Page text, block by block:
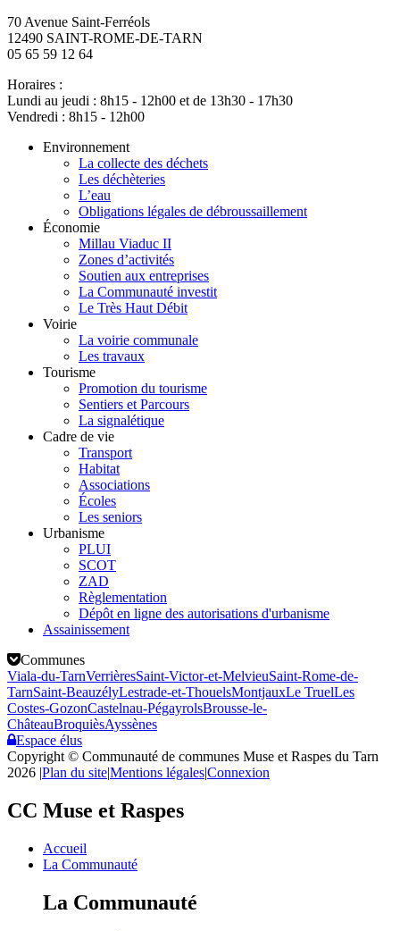
70 Avenue Saint-Ferréols
12490 SAINT-ROME-DE-TARN
05 65 59 12 64
Horaires :
Lundi au jeudi : 8h15 - 12h00 et de 13h30 - 17h30
Vendredi : 8h15 - 12h00
Environnement
La collecte des déchets
Les déchèteries
L’eau
Obligations légales de débroussaillement
Économie
Millau Viaduc II
Zones d’activités
Soutien aux entreprises
La Communauté investit
Le Très Haut Débit
Voirie
La voirie communale
Les travaux
Tourisme
Promotion du tourisme
Sentiers et Parcours
La signalétique
Cadre de vie
Transport
Habitat
Associations
Écoles
Les seniors
Urbanisme
PLUI
SCOT
ZAD
Règlementation
Dépôt en ligne des autorisations d'urbanisme
Assainissement
Communes
Viala-du-TarnVerrièresSaint-Victor-et-MelvieuSaint-Rome-de-
TarnSaint-BeauzélyLestrade-et-ThouelsMontjauxLe TruelLes
Costes-GozonCastelnau-PégayrolsBrousse-le-
ChâteauBroquièsAyssènes
Espace élus
Copyright © Communauté de communes Muse et Raspes du Tarn
2026 |Plan du site|Mentions légales|Connexion
CC Muse et Raspes
Accueil
La Communauté
La Communauté